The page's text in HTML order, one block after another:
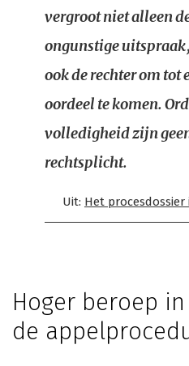
vergroot niet alleen
ongunstige
ook de rechter om
oordeel te komen.
volledigheid zijn
rechtsplicht.
Uit: Het
Hoger beroep
de